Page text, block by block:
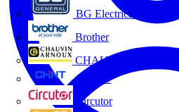
BG Electrical
Brother
CHAUVIN ARNOUX
CHINT
Circutor